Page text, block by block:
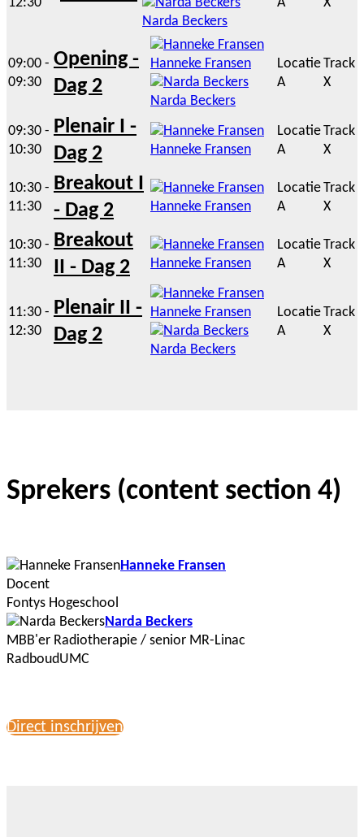
Narda Beckers
09:00 -
09:30
Opening -
Dag 2
Hanneke Fransen
Narda Beckers
Locatie
A
Track
X
09:30 -
10:30
Plenair I -
Dag 2
Hanneke Fransen
Locatie
A
Track
X
10:30 -
11:30
Breakout I
- Dag 2
Hanneke Fransen
Locatie
A
Track
X
10:30 -
11:30
Breakout
II - Dag 2
Hanneke Fransen
Locatie
A
Track
X
11:30 -
12:30
Plenair II -
Dag 2
Hanneke Fransen
Narda Beckers
Locatie
A
Track
X
Sprekers (content section 4)
Hanneke Fransen
Docent
Fontys Hogeschool
Narda Beckers
MBB'er Radiotherapie / senior MR-Linac
RadboudUMC
Direct inschrijven